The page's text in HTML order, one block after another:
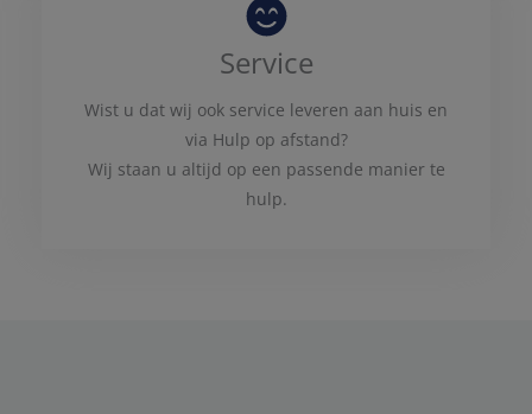
Service
Wist u dat wij ook service leveren aan huis en
via Hulp op afstand?
Wij staan u altijd op een passende manier te
hulp.